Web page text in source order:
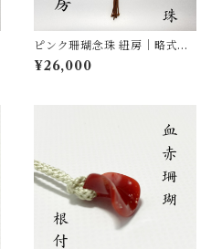
ピンク珊瑚念珠 紐房｜略式片
手 ot-011
¥26,000